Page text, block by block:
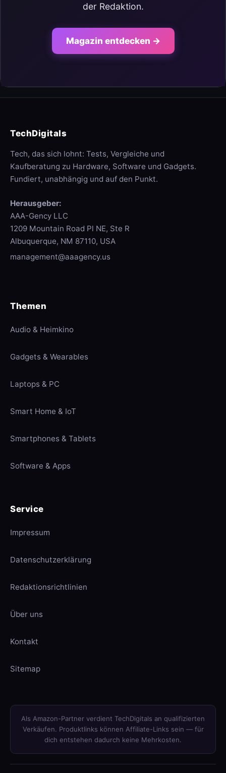
der Redaktion.
Magazin entdecken →
TechDigitals
Tech, das sich lohnt: Tests, Vergleiche und
Kaufberatung zu Hardware, Software und Gadgets.
Fundiert, unabhängig und auf den Punkt.
Herausgeber:
AAA-Gency LLC
1209 Mountain Road Pl NE, Ste R
Albuquerque, NM 87110, USA
management@aaagency.us
Themen
Audio & Heimkino
Gadgets & Wearables
Laptops & PC
Smart Home & IoT
Smartphones & Tablets
Software & Apps
Service
Impressum
Datenschutzerklärung
Redaktionsrichtlinien
Über uns
Kontakt
Sitemap
Als Amazon-Partner verdient TechDigitals an qualifizierten
Verkäufen. Produktlinks können Affiliate-Links sein — für
dich entstehen dadurch keine Mehrkosten.